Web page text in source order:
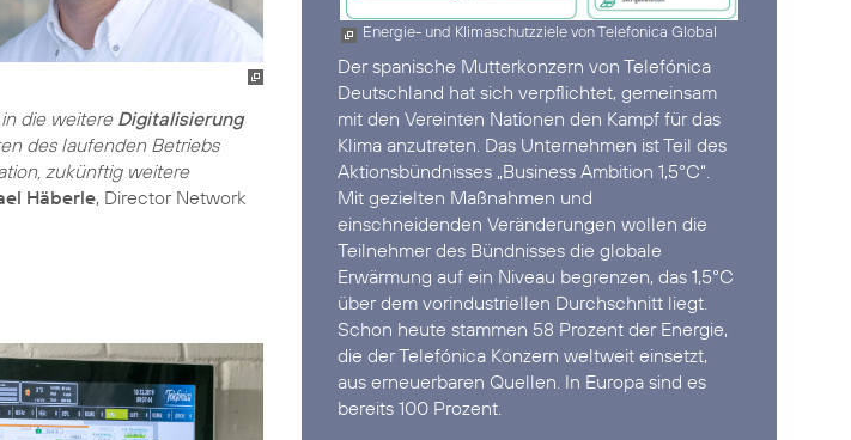
die weitere Digitalisierung
des laufenden Betriebs
zukünftig weitere
Häberle, Director Network
Energie- und Klimaschutzziele von Telefonica Global
Der spanische Mutterkonzern von Telefónica
Deutschland hat sich verpflichtet, gemeinsam
mit den Vereinten Nationen den Kampf für das
Klima anzutreten. Das Unternehmen ist Teil des
Aktionsbündnisses „Business Ambition 1,5°C“
Mit gezielten Maßnahmen und
einschneidenden Veränderungen wollen die
Teilnehmer des Bündnisses die globale
Erwärmung auf ein Niveau begrenzen, das 1,5°C
über dem vorindustriellen Durchschnitt liegt.
Schon heute stammen 58 Prozent der Energie,
die der Telefónica Konzern weltweit einsetzt,
aus erneuerbaren Quellen. In Europa sind es
bereits 100 Prozent.